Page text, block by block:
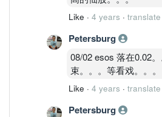
Like · 4 years · translate
Petersburg
08/02 esos 落在0.02
束。。。等看戏。。。
Like · 4 years · translate
Petersburg